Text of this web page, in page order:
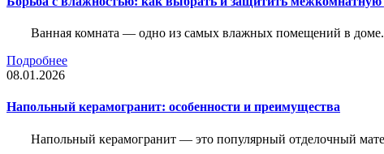
Ванная комната — одно из самых влажных помещений в доме.
Подробнее
08.01.2026
Напольный керамогранит: особенности и преимущества
Напольный керамогранит — это популярный отделочный